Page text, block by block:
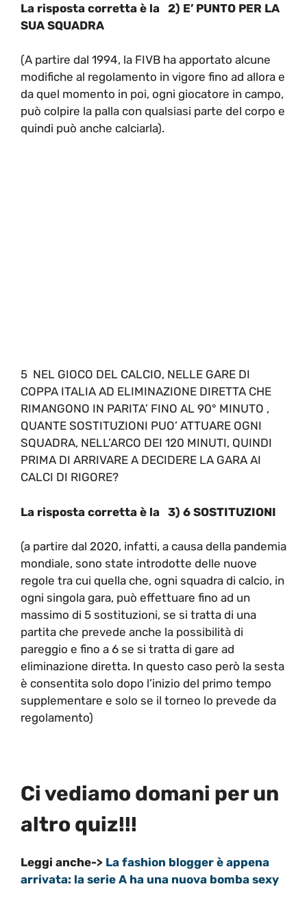
La risposta corretta è la 2) E’ PUNTO PER LA
SUA SQUADRA
(A partire dal 1994, la FIVB ha apportato alcune
modifiche al regolamento in vigore fino ad allora e
da quel momento in poi, ogni giocatore in campo,
può colpire la palla con qualsiasi parte del corpo e
quindi può anche calciarla).
5 NEL GIOCO DEL CALCIO, NELLE GARE DI
COPPA ITALIA AD ELIMINAZIONE DIRETTA CHE
RIMANGONO IN PARITA’ FINO AL 90° MINUTO ,
QUANTE SOSTITUZIONI PUO’ ATTUARE OGNI
SQUADRA, NELL’ARCO DEI 120 MINUTI, QUINDI
PRIMA DI ARRIVARE A DECIDERE LA GARA AI
CALCI DI RIGORE?
La risposta corretta è la 3) 6 SOSTITUZIONI
(a partire dal 2020, infatti, a causa della pandemia
mondiale, sono state introdotte delle nuove
regole tra cui quella che, ogni squadra di calcio, in
ogni singola gara, può effettuare fino ad un
massimo di 5 sostituzioni, se si tratta di una
partita che prevede anche la possibilità di
pareggio e fino a 6 se si tratta di gare ad
eliminazione diretta. In questo caso però la sesta
è consentita solo dopo l’inizio del primo tempo
supplementare e solo se il torneo lo prevede da
regolamento)
Ci vediamo domani per un
altro quiz!!!
Leggi anche-> La fashion blogger è appena
arrivata: la serie A ha una nuova bomba sexy